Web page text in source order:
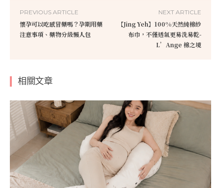
PREVIOUS ARTICLE
懷孕可以吃感冒藥嗎？孕期用藥
注意事項、藥物分級懶人包
NEXT ARTICLE
【Jing Yeh】100%天然純棉紗
布巾，不僅透氣更易洗易乾-
L’Ange 棉之境
相關文章